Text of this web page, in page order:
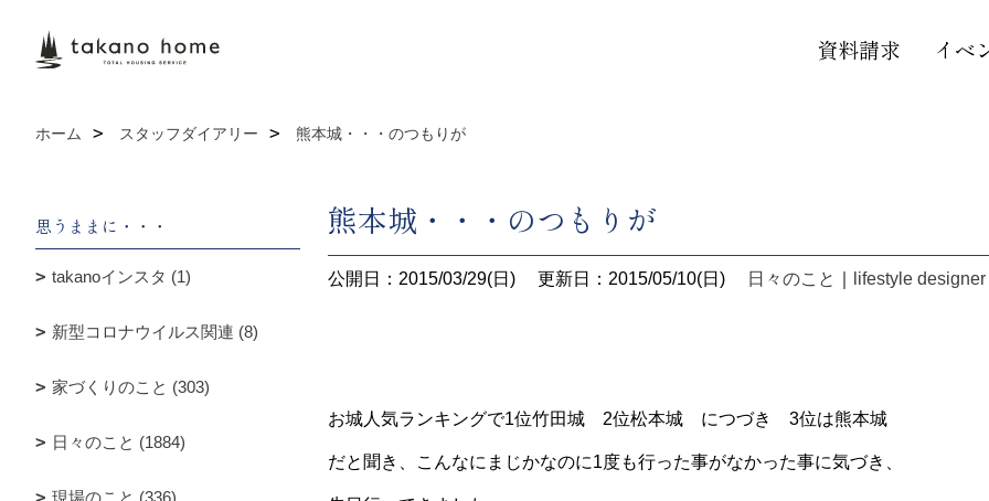
資料請求 イベ
ホーム スタッフダイアリー 熊本城・・・のつもりが
熊本城・・・のつもりが
公開日：2015/03/29(日) 更新日：2015/05/10(日) 日々のこと lifestyle designer
お城人気ランキングで1位竹田城 2位松本城 につづき 3位は熊本城
だと聞き、こんなにまじかなのに1度も行った事がなかった事に気づき、
思うままに・・・
takanoインスタ (1)
新型コロナウイルス関連 (8)
家づくりのこと (303)
日々のこと (1884)
現場のこと (336)